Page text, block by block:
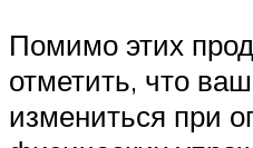
Помимо этих
отметить, что
измениться при